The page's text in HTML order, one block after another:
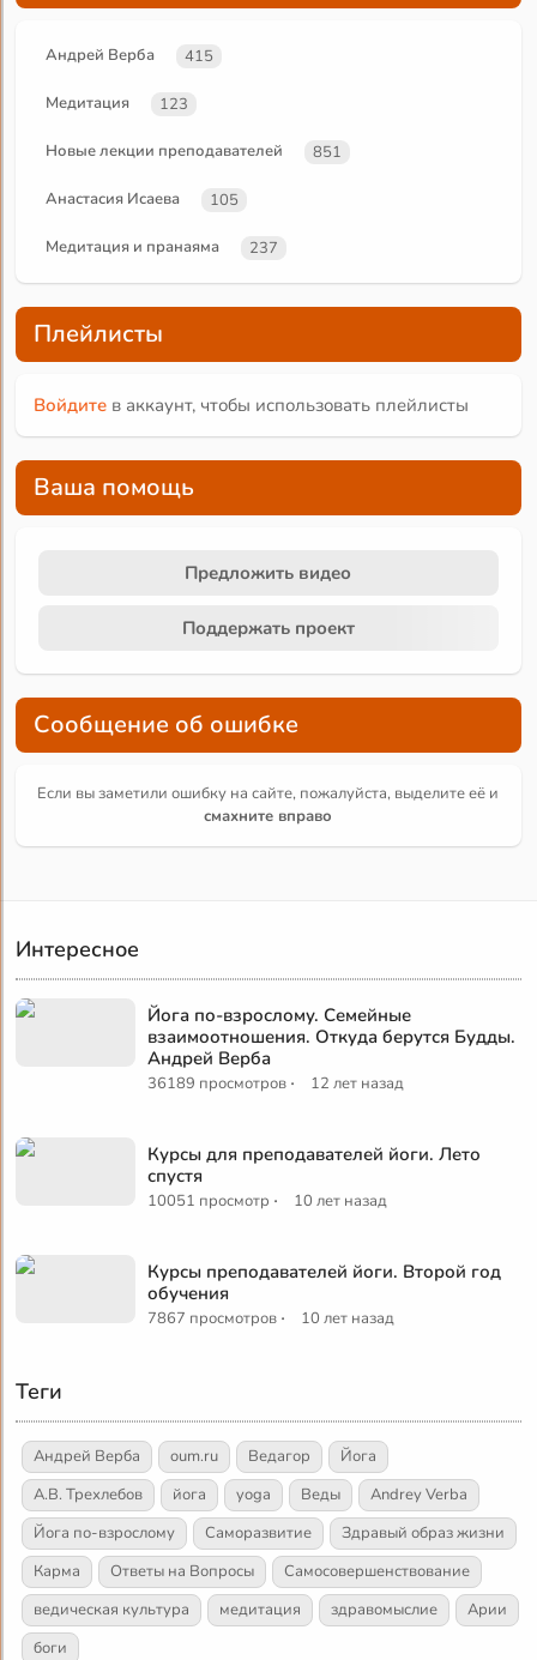
Андрей Верба 415
Медитация 123
Новые лекции преподавателей 851
Анастасия Исаева 105
Медитация и пранаяма 237
Плейлисты
Войдите в аккаунт, чтобы использовать плейлисты
Ваша помощь
Предложить видео
Поддержать проект
Сообщение об ошибке
Если вы заметили ошибку на сайте, пожалуйста, выделите её и
смахните вправо
Интересное
Йога по-взрослому. Семейные
взаимоотношения. Откуда берутся Будды.
Андрей Верба
36189 просмотров · 12 лет назад
Курсы для преподавателей йоги. Лето
спустя
10051 просмотр · 10 лет назад
Курсы преподавателей йоги. Второй год
обучения
7867 просмотров · 10 лет назад
Теги
Андрей Верба oum.ru Ведагор
Йога
А.В. Трехлебов
йога yoga Веды
Andrey Verba
Йога по-взрослому
Саморазвитие
Здравый образ жизни
Карма
Ответы на Вопросы
Самосовершенствование
ведическая культура
медитация здравомыслие
Арии
боги